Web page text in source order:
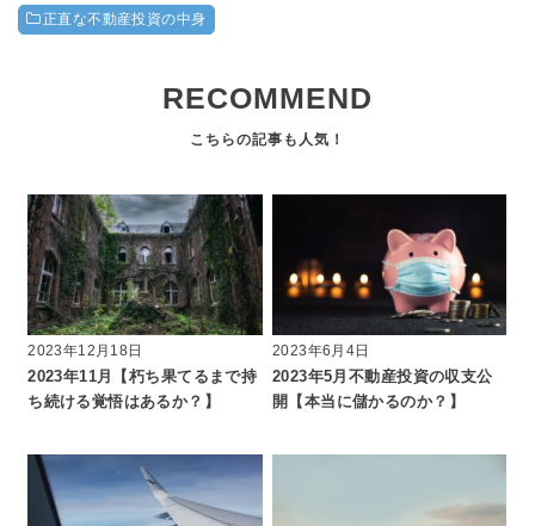
正直な不動産投資の中身
RECOMMEND
2023年12月18日
2023年11月【朽ち果てるまで持
ち続ける覚悟はあるか？】
2023年6月4日
2023年5月不動産投資の収支公
開【本当に儲かるのか？】